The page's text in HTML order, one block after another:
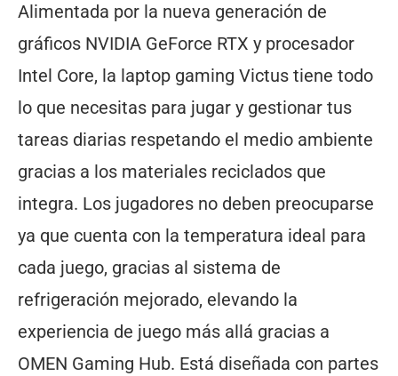
Alimentada por la nueva generación de
gráficos NVIDIA GeForce RTX y procesador
Intel Core, la laptop gaming Victus tiene todo
lo que necesitas para jugar y gestionar tus
tareas diarias respetando el medio ambiente
gracias a los materiales reciclados que
integra. Los jugadores no deben preocuparse
ya que cuenta con la temperatura ideal para
cada juego, gracias al sistema de
refrigeración mejorado, elevando la
experiencia de juego más allá gracias a
OMEN Gaming Hub. Está diseñada con partes